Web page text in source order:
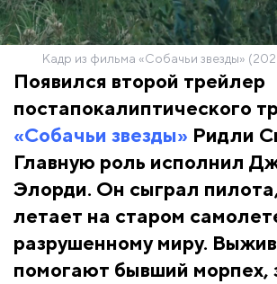
Кадр из фильма «Собачьи звезды»
Появился второй трейлер
постапокалиптического
«Собачьи звезды» Ридли
Главную роль исполнил
Элорди. Он сыграл
летает на старом
разрушенному миру.
помогают бывший морпех,